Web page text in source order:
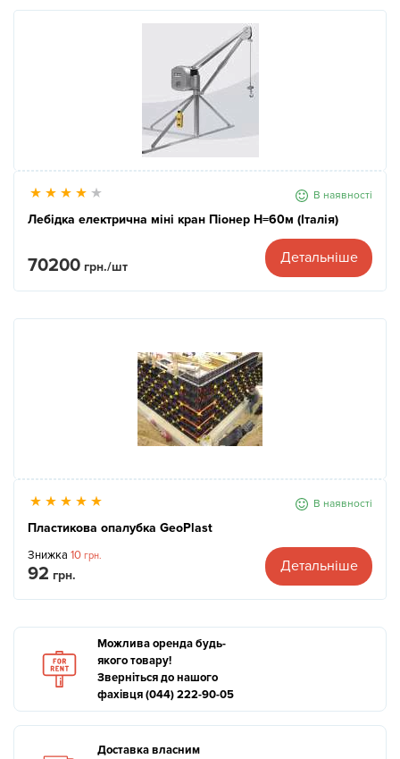
В наявності
Лебідка електрична міні кран Піонер Н=60м (Італія)
70200 грн./шт
Детальніше
В наявності
Пластикова опалубка GeoPlast
Знижка 10 грн.
92 грн.
Детальніше
Можлива оренда будь-
якого товару!
Зверніться до нашого
фахівця (044) 222-90-05
Доставка власним